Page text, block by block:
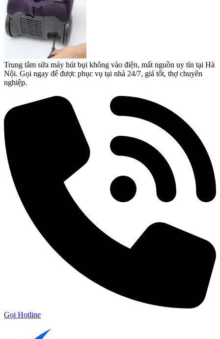
Trung tâm sửa máy hút bụi không vào điện, mất nguồn uy tín tại Hà
Nội. Gọi ngay để được phục vụ tại nhà 24/7, giá tốt, thợ chuyên
nghiệp.
Gọi Hotline